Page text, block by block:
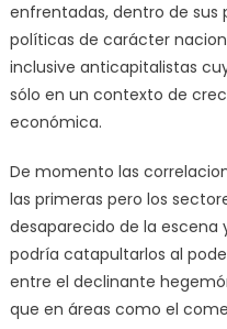
enfrentadas, dentro de sus
políticas de carácter
inclusive anticapitalistas
sólo en un contexto de
económica.
De momento las
las primeras pero los
desaparecido de la escena
podría catapultarlos al
entre el declinante
que en áreas como el